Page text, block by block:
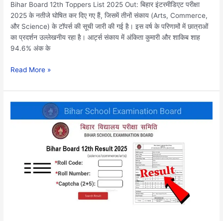
Bihar Board 12th Toppers List 2025 Out: बिहार इंटरमीडिएट परीक्षा
2025 के नतीजे घोषित कर दिए गए हैं, जिसमें तीनों संकाय (Arts, Commerce,
और Science) के टॉपर्स की सूची जारी की गई है। इस वर्ष के परिणामों में छात्राओं
का प्रदर्शन उल्लेखनीय रहा है। आर्ट्स संकाय में अंकिता कुमारी और शाकिब शाह
94.6% अंक के
वाइज
टाॅपर्स
लिस्ट
Read More »
Board
2025: